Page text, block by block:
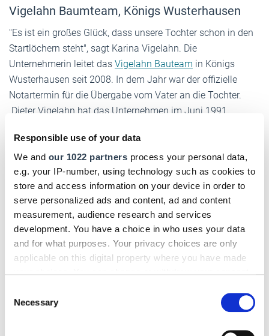
Responsible use of your data
We and our 1022 partners process your personal data,
e.g. your IP-number, using technology such as cookies to
store and access information on your device in order to
serve personalized ads and content, ad and content
measurement, audience research and services
development. You have a choice in who uses your data
and for what purposes. Your privacy choices are only
applicable on this digital property where you have made
the Privacy trigger icon.
Selection
Necessary
Vigelahn Baumteam, Königs Wusterhausen
"Es ist ein großes Glück, dass unsere Tochter schon in den
Startlöchern steht", sagt Karina Vigelahn. Die
Unternehmerin leitet das Vigelahn Bauteam in Königs
Wusterhausen seit 2008. In dem Jahr war der offizielle
Notartermin für die Übergabe vom Vater an die Tochter.
Dieter Vigelahn hat das Unternehmen im Juni 1991
als ihr Vater schwer erkrankte.